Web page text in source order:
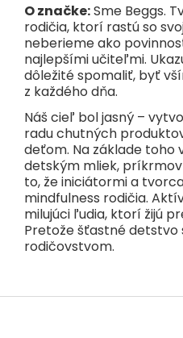
O značke:Sme Beggs.
rodičia, ktorí rastú so
neberieme ako
najlepšími učiteľmi.
dôležité spomaliť, byť
z každého dňa.
Náš cieľ bol jasný –
radu chutných
deťom. Na základe
detským mliek,
to, že iniciátormi a
mindfulness rodičia.
milujúci ľudia, ktorí žijú
Pretože šťastné detstvo
rodičovstvom.